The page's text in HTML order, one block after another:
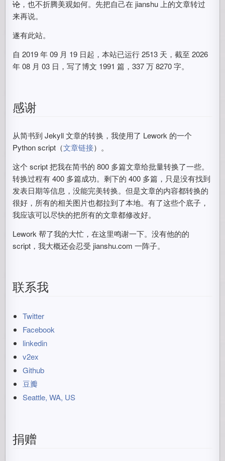
论，也不折腾美观如何。先把自己在 jianshu 上的文章转过
来再说。
遂有此站。
自 2019 年 09 月 19 日起，本站已运行2513 天，截至 2026
年 08 月 03 日，写了博文 1991 篇，337 万 8270 字。
感谢
从简书到 Jekyll 文章的转换，我使用了 Lework 的一个
Python script（文章链接）。
这个 script 把我在简书的 800 多篇文章给批量转换了一些。
转换过程有 400 多篇成功。剩下的 400 多篇，只是没有找到
发表日期等信息，没能完美转换。但是文章的内容都转换的
很好，所有的相关图片也都拉到了本地。有了这些个底子，
我应该可以尽快的把所有的文章都修改好。
Lework 帮了我的大忙，在这里鸣谢一下。没有他的的
script，我大概还会忍受 jianshu.com 一阵子。
联系我
Twitter
Facebook
linkedin
v2ex
Github
豆瓣
Seattle, WA, US
捐赠